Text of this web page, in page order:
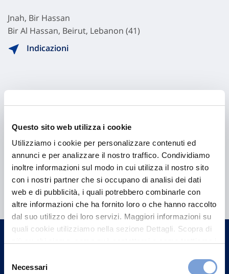
Questo sito web utilizza i cookie
Utilizziamo i cookie per personalizzare contenuti ed
annunci e per analizzare il nostro traffico. Condividiamo
inoltre informazioni sul modo in cui utilizza il nostro sito
con i nostri partner che si occupano di analisi dei dati
web e di pubblicità, i quali potrebbero combinarle con
altre informazioni che ha fornito loro o che hanno raccolto
dal suo utilizzo dei loro servizi. Maggiori informazioni su
quali cookie utilizziamo nella sezione Dettagli. Scopra di
può trovare nel footer del sito nella sezione "Informativa
delNecessari
Jnah, Bir Hassan
Bir Al Hassan, Beirut, Lebanon (41)
Indicazioni
Hai bisogno di
informazioni?
Trova l'Agenzia più vicina a te e parla con
un nostro Agente.